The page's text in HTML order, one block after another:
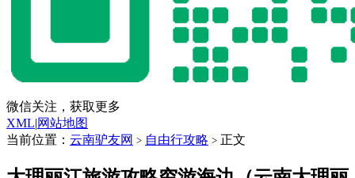
微信关注，获取更多
XML|网站地图
当前位置： 云南驴友网 > 自由行攻略 > 正文